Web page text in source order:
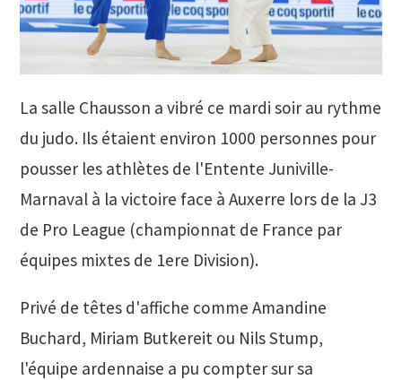
La salle Chausson a vibré ce mardi soir au rythme
du judo. Ils étaient environ 1000 personnes pour
pousser les athlètes de l'Entente Juniville-
Marnaval à la victoire face à Auxerre lors de la J3
de Pro League (championnat de France par
équipes mixtes de 1ere Division).
Privé de têtes d'affiche comme Amandine
Buchard, Miriam Butkereit ou Nils Stump,
l'équipe ardennaise a pu compter sur sa